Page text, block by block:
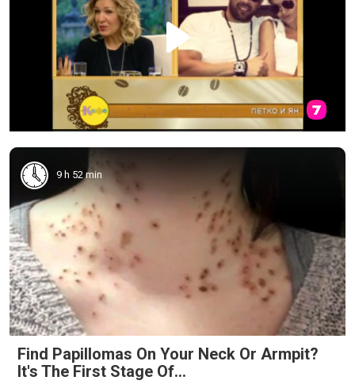
9 h 52 min
Find Papillomas On Your Neck Or Armpit?
It's The First Stage Of...